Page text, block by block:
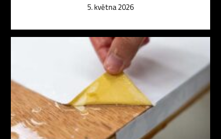
5. května 2026